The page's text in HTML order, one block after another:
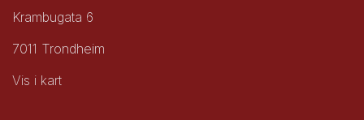
Krambugata 6
7011 Trondheim
Vis i kart